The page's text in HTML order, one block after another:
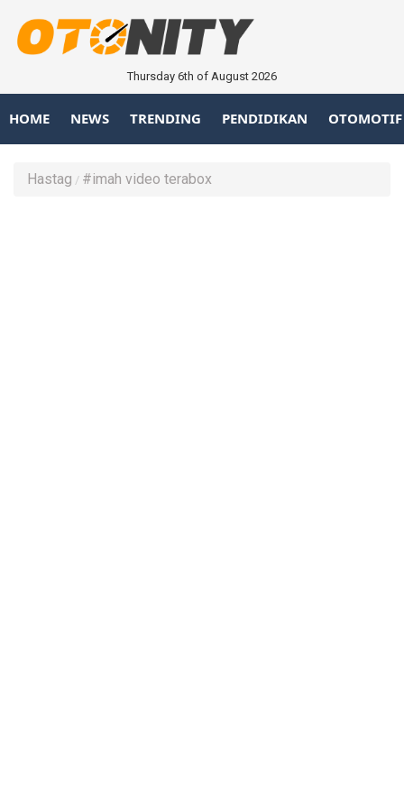
Thursday 6th of August 2026
HOME NEWS TRENDING PENDIDIKAN OTOMOTIF
Hastag #imah video terabox